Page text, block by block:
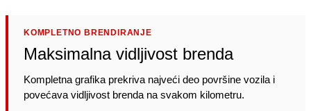
KOMPLETNO BRENDIRANJE
Maksimalna vidljivost brenda
Kompletna grafika prekriva najveći deo površine vozila i
povećava vidljivost brenda na svakom kilometru.